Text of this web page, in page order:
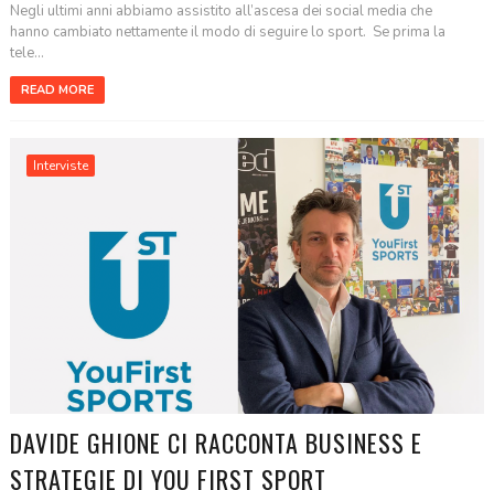
Negli ultimi anni abbiamo assistito all’ascesa dei social media che
hanno cambiato nettamente il modo di seguire lo sport. Se prima la
tele...
READ MORE
Interviste
DAVIDE GHIONE CI RACCONTA BUSINESS E
STRATEGIE DI YOU FIRST SPORT